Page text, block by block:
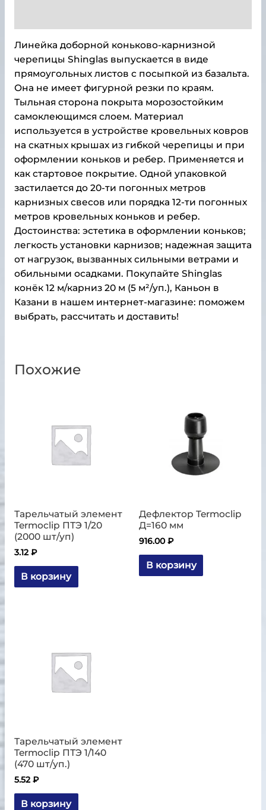
Линейка доборной коньково-карнизной
черепицы Shinglas выпускается в виде
прямоугольных листов с посыпкой из базальта.
Она не имеет фигурной резки по краям.
Тыльная сторона покрыта морозостойким
самоклеющимся слоем. Материал
используется в устройстве кровельных ковров
на скатных крышах из гибкой черепицы и при
оформлении коньков и ребер. Применяется и
как стартовое покрытие. Одной упаковкой
застилается до 20-ти погонных метров
карнизных свесов или порядка 12-ти погонных
метров кровельных коньков и ребер.
Достоинства: эстетика в оформлении коньков;
легкость установки карнизов; надежная защита
от нагрузок, вызванных сильными ветрами и
обильными осадками. Покупайте Shinglas
конёк 12 м/карниз 20 м (5 м²/уп.), Каньон в
Казани в нашем интернет-магазине: поможем
выбрать, рассчитать и доставить!
Похожие
Тарельчатый элемент
Termoclip ПТЭ 1/20
(2000 шт/уп)
3.12₽
В корзину
Дефлектор Termoclip
Д=160 мм
916.00₽
В корзину
Тарельчатый элемент
Termoclip ПТЭ 1/140
(470 шт/уп.)
5.52₽
В корзину